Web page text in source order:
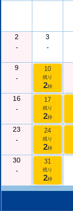
2
-
3
-
9
-
10
残り
2枠
16
-
17
残り
2枠
23
-
24
残り
2枠
30
-
31
残り
2枠